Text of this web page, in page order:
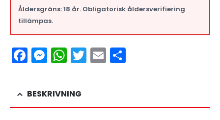
Åldersgräns: 18 år. Obligatorisk åldersverifiering
tillämpas.
Facebook
Messenger
WhatsApp
Twitter
Email
BESKRIVNING